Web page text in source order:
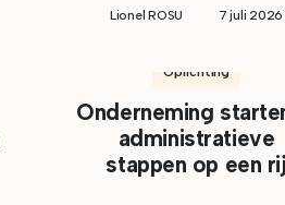
Lionel ROSU 7 juli 2026
Oprichting
Onderneming
administratieve
stappen op een rij